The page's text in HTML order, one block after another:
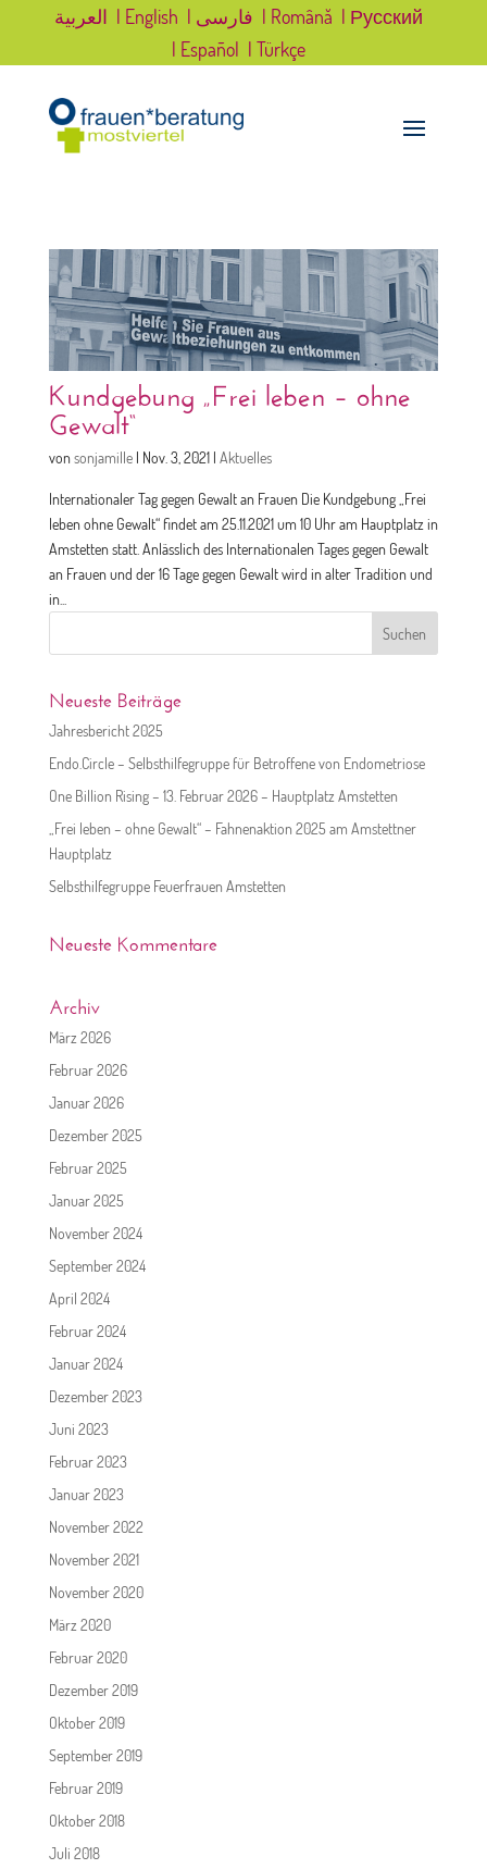
العربية | English | فارسی | Română | Русский
| Español | Türkçe
Kundgebung „Frei leben – ohne
Gewalt“
vonsonjamille| Nov. 3, 2021| Aktuelles
Internationaler Tag gegen Gewalt an Frauen Die Kundgebung „Frei
leben ohne Gewalt“ findet am 25.11.2021 um 10 Uhr am Hauptplatz in
Amstetten statt. Anlässlich des Internationalen Tages gegen Gewalt
an Frauen und der 16 Tage gegen Gewalt wird in alter Tradition und
in...
Neueste Beiträge
Jahresbericht 2025
Endo.Circle – Selbsthilfegruppe für Betroffene von Endometriose
One Billion Rising – 13. Februar 2026 – Hauptplatz Amstetten
„Frei leben – ohne Gewalt“ – Fahnenaktion 2025 am Amstettner
Hauptplatz
Selbsthilfegruppe Feuerfrauen Amstetten
Neueste Kommentare
Archiv
März 2026
Februar 2026
Januar 2026
Dezember 2025
Februar 2025
Januar 2025
November 2024
September 2024
April 2024
Februar 2024
Januar 2024
Dezember 2023
Juni 2023
Februar 2023
Januar 2023
November 2022
November 2021
November 2020
März 2020
Februar 2020
Dezember 2019
Oktober 2019
September 2019
Februar 2019
Oktober 2018
Juli 2018